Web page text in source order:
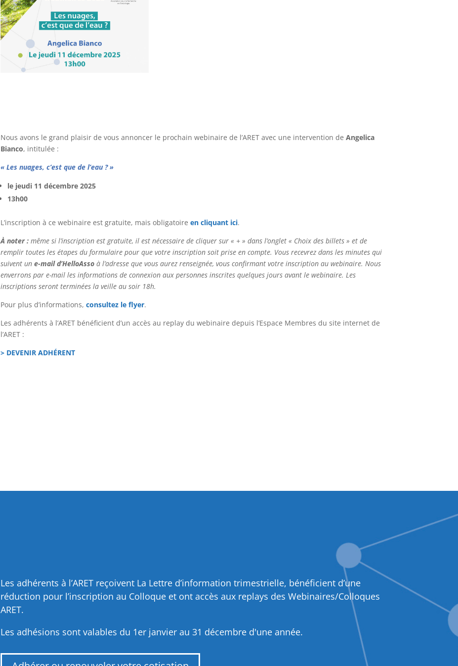
Nous avons le grand plaisir de vous annoncer le prochain webinaire de l’ARET avec une intervention de Angelica
Bianco, intitulée :
« Les nuages, c’est que de l’eau ? »
le jeudi 11 décembre 2025
13h00
L’inscription à ce webinaire est gratuite, mais obligatoire en cliquant ici.
À noter :même si l’inscription est gratuite, il est nécessaire de cliquer sur « + » dans l’onglet « Choix des billets » et de
remplir toutes les étapes du formulaire pour que votre inscription soit prise en compte. Vous recevrez dans les minutes qui
suivent un e-mail d’HelloAssoà l’adresse que vous aurez renseignée, vous confirmant votre inscription au webinaire. Nous
enverrons par e-mail les informations de connexion aux personnes inscrites quelques jours avant le webinaire. Les
inscriptions seront terminées la veille au soir 18h.
Pour plus d’informations, consultez le flyer.
Les adhérents à l’ARET bénéficient d’un accès au replay du webinaire depuis l’Espace Membres du site internet de
l’ARET :
> DEVENIR ADHÉRENT
Les adhérents à l’ARET reçoivent La Lettre d’information trimestrielle, bénéficient d’une
réduction pour l’inscription au Colloque et ont accès aux replays des Webinaires/Colloques
ARET.
Les adhésions sont valables du 1er janvier au 31 décembre d'une année.